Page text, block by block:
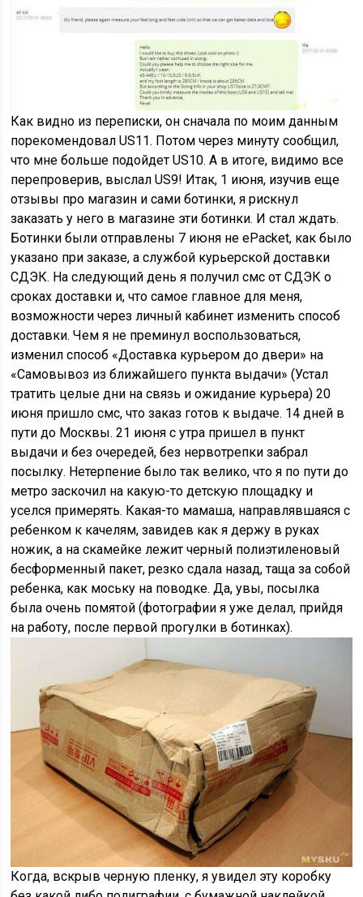
Как видно из переписки, он сначала по моим данным
порекомендовал US11. Потом через минуту сообщил,
что мне больше подойдет US10. А в итоге, видимо все
перепроверив, выслал US9! Итак, 1 июня, изучив еще
отзывы про магазин и сами ботинки, я рискнул
заказать у него в магазине эти ботинки. И стал ждать.
Ботинки были отправлены 7 июня не ePacket, как было
указано при заказе, а cлужбой курьерской доставки
СДЭК. На следующий день я получил смс от СДЭК о
сроках доставки и, что самое главное для меня,
возможности через личный кабинет изменить способ
доставки. Чем я не преминул воспользоваться,
изменил способ «Доставка курьером до двери» на
«Самовывоз из ближайшего пункта выдачи» (Устал
тратить целые дни на связь и ожидание курьера) 20
июня пришло смс, что заказ готов к выдаче. 14 дней в
пути до Москвы. 21 июня с утра пришел в пункт
выдачи и без очередей, без нервотрепки забрал
посылку. Нетерпение было так велико, что я по пути до
метро заскочил на какую-то детскую площадку и
уселся примерять. Какая-то мамаша, направлявшаяся с
ребенком к качелям, завидев как я держу в руках
ножик, а на скамейке лежит черный полиэтиленовый
бесформенный пакет, резко сдала назад, таща за собой
ребенка, как моську на поводке. Да, увы, посылка
была очень помятой (фотографии я уже делал, прийдя
на работу, после первой прогулки в ботинках).
Когда, вскрыв черную пленку, я увидел эту коробку